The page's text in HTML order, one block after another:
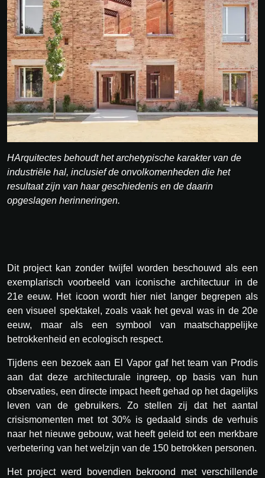
HArquitectes behoudt het archetypische karakter van de
industriële hal, inclusief de onvolkomenheden die het
resultaat zijn van haar geschiedenis en de daarin
opgeslagen herinneringen.
Dit project kan zonder twijfel worden beschouwd als een
exemplarisch voorbeeld van iconische architectuur in de
21e eeuw. Het icoon wordt hier niet langer begrepen als
een visueel spektakel, zoals vaak het geval was in de 20e
eeuw, maar als een symbool van maatschappelijke
betrokkenheid en ecologisch respect.
Tijdens een bezoek aan El Vapor gaf het team van Prodis
aan dat deze architecturale ingreep, op basis van hun
observaties, een directe impact heeft gehad op het dagelijks
leven van de gebruikers. Zo stellen zij dat het aantal
crisismomenten met tot 30% is gedaald sinds de verhuis
naar het nieuwe gebouw, wat heeft geleid tot een merkbare
verbetering van het welzijn van de 150 betrokken personen.
Het project werd bovendien bekroond met verschillende